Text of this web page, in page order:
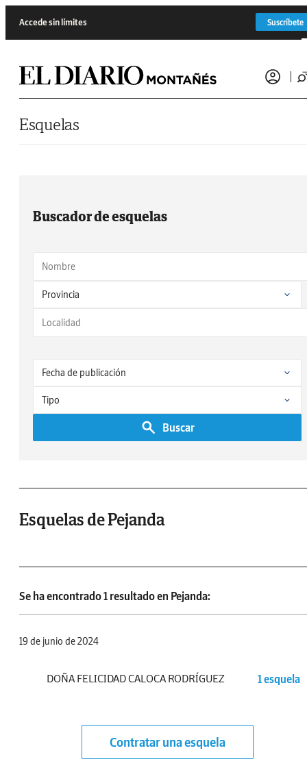
Accede sin límites Suscríbete
Esquelas
Buscador de esquelas
Buscar
Esquelas de Pejanda
Se ha encontrado 1 resultado en Pejanda:
19 de junio de 2024
DOÑA FELICIDAD CALOCA RODRÍGUEZ 1 esquela
Contratar una esquela